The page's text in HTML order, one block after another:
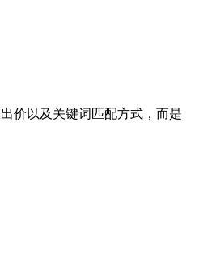
价以及关键词匹配方式，而是